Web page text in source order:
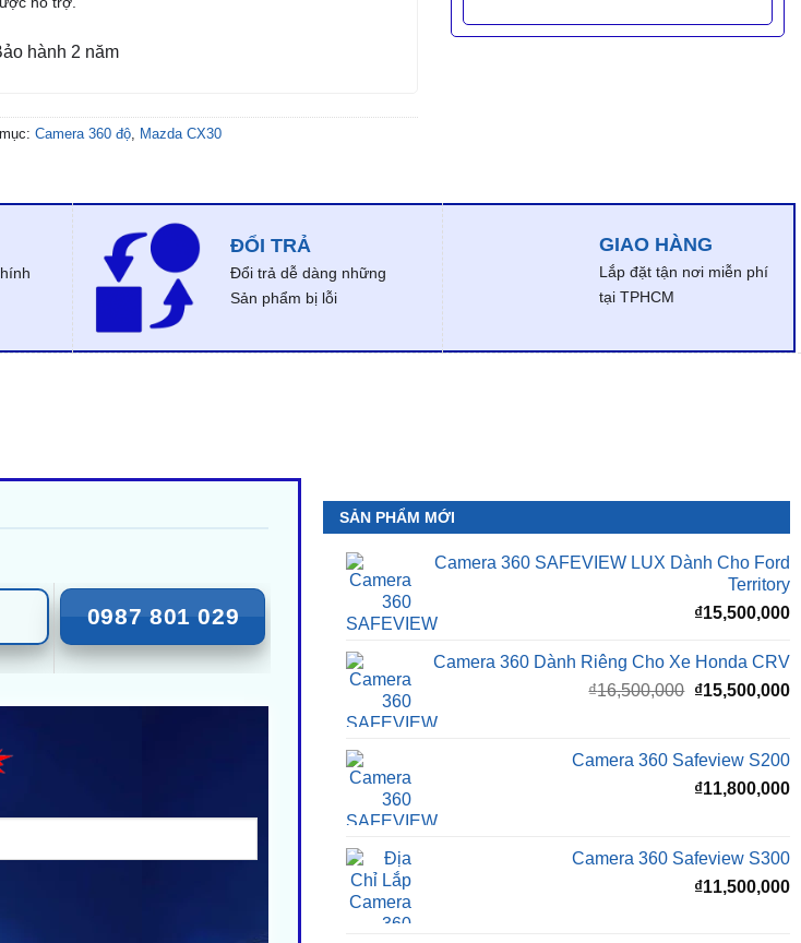
hành 2 năm
Camera 360 độ, Mazda CX30
ĐỔI TRẢ
Đổi trả dễ dàng những
Sản phẩm bị lỗi
GIAO HÀNG
Lắp đặt tận nơi miễn phí
tại TPHCM
0987 801 029
SẢN PHẨM MỚI
Camera 360 SAFEVIEW LUX Dành Cho Ford
Territory
₫15,500,000
Camera 360 Dành Riêng Cho Xe Honda CRV
₫16,500,000 Giá
₫16,500,000.
₫15,500,000
Camera 360 Safeview S200
₫11,800,000
Camera 360 Safeview S300
₫11,500,000